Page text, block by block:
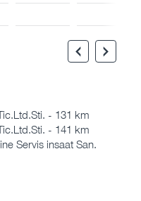
- 131 km
- 141 km
Servis insaat San.